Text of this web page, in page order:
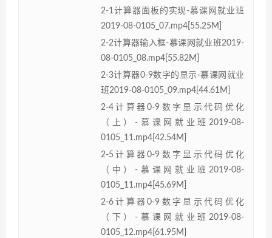
2-1计算器面板的实现-慕课网就业班
2019-08-0105_07.mp4[55.25M]
2-2计算器输入框-慕课网就业班2019-
08-0105_08.mp4[55.82M]
2-3计算器0-9数字的显示-慕课网就业
班2019-08-0105_09.mp4[44.61M]
2-4计算器0-9数字显示代码优化
（上）-慕课网就业班2019-08-
0105_11.mp4[42.54M]
2-5计算器0-9数字显示代码优化
（中）-慕课网就业班2019-08-
0105_11.mp4[45.69M]
2-6计算器0-9数字显示代码优化
（下）-慕课网就业班2019-08-
0105_12.mp4[61.95M]